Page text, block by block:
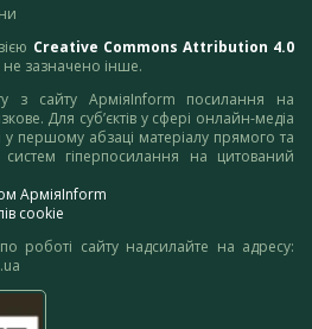
Creative Commons Attribution 4.0
зазначено інше.
з сайту АрміяInform посилання на
Для суб’єктів у сфері онлайн-медіа
першому абзаці матеріалу прямого та
гіперпосилання на цитований
АрміяInform
cookie
роботі сайту надсилайте на адресу: